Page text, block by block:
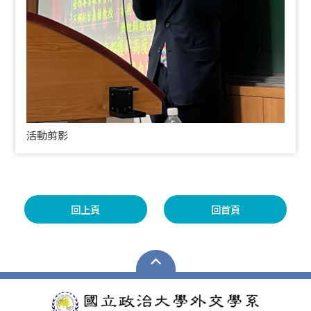
活動剪影
回上頁 回首頁